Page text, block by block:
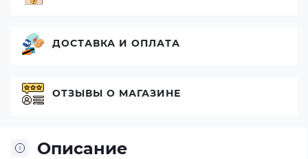
Описание
ДОСТАВКА И ОПЛАТА
ОТЗЫВЫ О МАГАЗИНЕ